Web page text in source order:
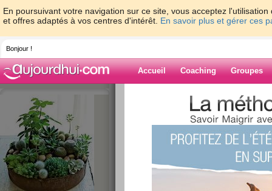
En poursuivant votre navigation sur ce site, vous acceptez
et offres adaptés à vos centres d'intérêt. En savoir plus et gérer ces
Bonjour !
Accueil Coaching Groupes
> bananabread
Blog de